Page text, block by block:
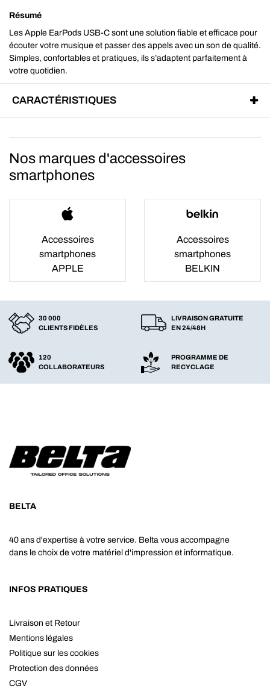
Résumé
Les Apple EarPods USB‑C sont une solution fiable et efficace pour
écouter votre musique et passer des appels avec un son de qualité.
Simples, confortables et pratiques, ils s’adaptent parfaitement à
votre quotidien.
CARACTÉRISTIQUES
Nos marques d'accessoires
smartphones
Accessoires
smartphones
APPLE
Accessoires
smartphones
BELKIN
30 000
CLIENTS FIDÈLES
LIVRAISON GRATUITE
EN 24/48H
120
COLLABORATEURS
PROGRAMME DE
RECYCLAGE
BELTA
40 ans d'expertise à votre service. Belta vous accompagne
dans le choix de votre matériel d'impression et informatique.
INFOS PRATIQUES
Livraison et Retour
Mentions légales
Politique sur les cookies
Protection des données
CGV